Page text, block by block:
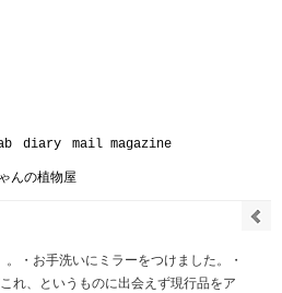
diary mail magazine
んの植物屋
。・お手洗いにミラーをつけました。・
れ、というものに出会えず現行品をア